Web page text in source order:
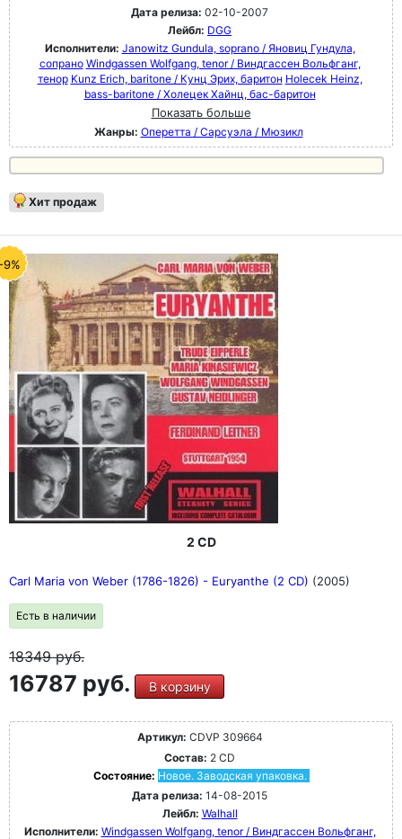
Дата релиза: 02-10-2007
Лейбл: DGG
Исполнители: Janowitz Gundula, soprano / Яновиц Гундула,
сопрано Windgassen Wolfgang, tenor / Виндгассен Вольфганг,
тенор Kunz Erich, baritone / Кунц Эрих, баритон Holecek Heinz,
bass-baritone / Холецек Хайнц, бас-баритон
Показать больше
Жанры: Оперетта / Сарсуэла / Мюзикл
Хит продаж
9%
2 CD
Carl Maria von Weber (1786-1826) - Euryanthe (2 CD) (2005)
Есть в наличии
18349руб.
16787 руб. В корзину
Артикул: CDVP 309664
Состав: 2 CD
Состояние: Новое. Заводская упаковка.
Дата релиза: 14-08-2015
Лейбл: Walhall
Исполнители: Windgassen Wolfgang, tenor / Виндгассен Вольфганг,